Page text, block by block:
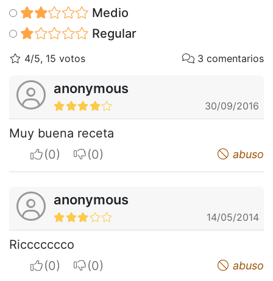
Medio
Regular
4/5, 15 votos 3 comentarios
anonymous
30/09/2016
Muy buena receta
I apreciateI do not appreciate abuso
anonymous
14/05/2014
Riccccccco
I apreciateI do not appreciate abuso